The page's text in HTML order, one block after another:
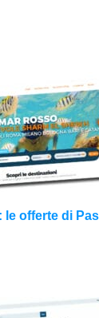
le offerte di